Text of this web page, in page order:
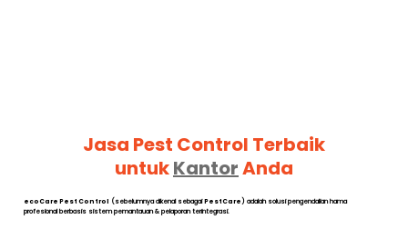
Jasa Pest Control Terbaik
untukKantorAnda
ecoCare Pest Control (sebelumnya dikenal sebagaiPestCare ) adalah solusi pengendalian hama
profesional berbasis sistem pemantauan & pelaporan terintegrasi.